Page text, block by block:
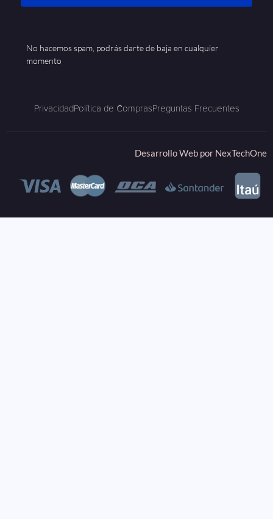
No hacemos spam, podrás darte de baja en cualquier
momento
PrivacidadPolítica de ComprasPreguntas Frecuentes
Desarrollo Web por NexTechOne